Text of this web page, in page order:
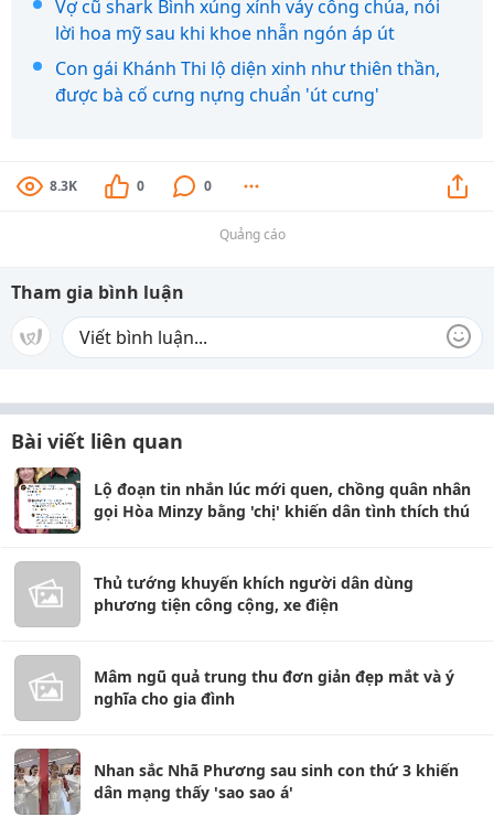
Vợ cũ shark Bình xúng xính váy công chúa, nói
lời hoa mỹ sau khi khoe nhẫn ngón áp út
Con gái Khánh Thi lộ diện xinh như thiên thần,
được bà cố cưng nựng chuẩn 'út cưng'
8.3K 0 0
Quảng cáo
Tham gia bình luận
Bài viết liên quan
Lộ đoạn tin nhắn lúc mới quen, chồng quân nhân
gọi Hòa Minzy bằng 'chị' khiến dân tình thích thú
Thủ tướng khuyến khích người dân dùng
phương tiện công cộng, xe điện
Mâm ngũ quả trung thu đơn giản đẹp mắt và ý
nghĩa cho gia đình
Nhan sắc Nhã Phương sau sinh con thứ 3 khiến
dân mạng thấy 'sao sao á'